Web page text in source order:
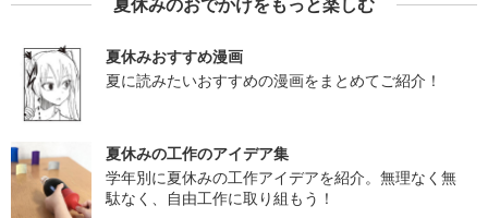
夏休みおすすめ漫画
夏に読みたいおすすめの漫画をまとめてご紹介！
夏休みの工作のアイデア集
学年別に夏休みの工作アイデアを紹介。無理なく無
駄なく、自由工作に取り組もう！